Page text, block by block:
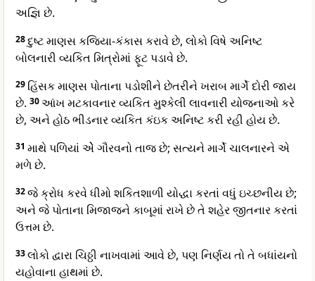
અજ્ઞિ છે.
28દુષ્ટ માણસ કજિયા-કંકાસ કરાવે છે, લોકો વિષે અનિષ્ટ
બોલનારી વ્યકિત મિત્રોમાં ફૂટ પડાવે છે.
29 હિંસક માણસ પોતાના પડોશીને છેતરીને ખરાબ માર્ગે દોરી જાય
છે. 30આંખ મટકાવનાર વ્યકિત મુશ્કેલી લાવનારી યોજનાઓ કરે
છે, અને હોઠ ભીડનાર વ્યકિત કંઇક અનિષ્ટ કરી રહી હોય છે.
31 માથે પળિયાં એે ગૌરવનો તાજ છે; સત્યને માર્ગે ચાલનારને એ
મળે છે.
32જે ક્રોધ કરવે ધીમો શકિતશાળી યોદ્ધા કરતાં વધું ઇચ્છનીય છે;
અને જે પોતાના મિજાજને કાબૂમાં રાખે છે તે શહેર જીતનાર કરતાં
ઉત્તમ છે.
33લોકો દ્વારા ચિઠ્ઠી નાખવામાં આવે છે, પણ નિર્ણય તો તે બધાંયનો
યહોવાના હાથમાં છે.